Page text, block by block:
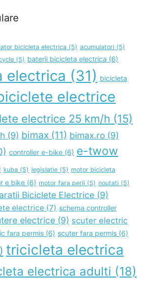
bicicleta electrica (5) acumulatori (5)
(5) baterii bicicleta electrica (6)
electrica (31) bicicleta
electrice
electrice 25 km/h (15)
(9) bimax (11) bimax.ro (9)
controller e-bike (6) e-twow
kuba (5) legislatie (5) motor bicicleta
e bike (6) motor fara perii (5) noutati (5)
Biciclete Electrice (9)
electrice (7) schema controller
electrice (9) scuter electric
fara permis (6) scuter fara permis (6)
tricicleta electrica
electrica adulti (18)